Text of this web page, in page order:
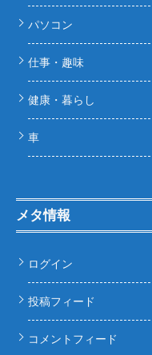
パソコン
仕事・趣味
健康・暮らし
車
メタ情報
ログイン
投稿フィード
コメントフィード